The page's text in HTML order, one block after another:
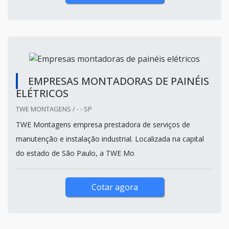
EMPRESAS MONTADORAS DE PAINÉIS
ELÉTRICOS
TWE MONTAGENS / - - SP
TWE Montagens empresa prestadora de serviços de
manutenção e instalação industrial. Localizada na capital
do estado de São Paulo, a TWE Mo
Cotar agora